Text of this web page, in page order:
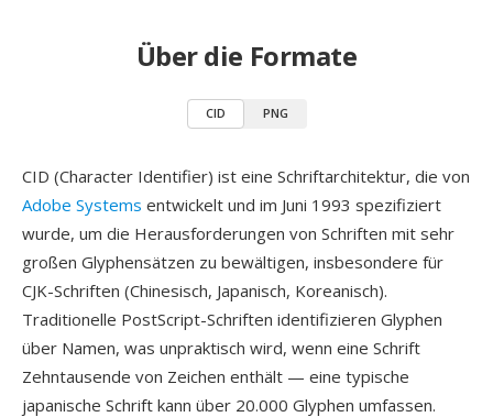
Über die Formate
CID PNG
CID (Character Identifier) ist eine Schriftarchitektur, die von
Adobe Systems entwickelt und im Juni 1993 spezifiziert
wurde, um die Herausforderungen von Schriften mit sehr
großen Glyphensätzen zu bewältigen, insbesondere für
CJK-Schriften (Chinesisch, Japanisch, Koreanisch).
Traditionelle PostScript-Schriften identifizieren Glyphen
über Namen, was unpraktisch wird, wenn eine Schrift
Zehntausende von Zeichen enthält — eine typische
japanische Schrift kann über 20.000 Glyphen umfassen.